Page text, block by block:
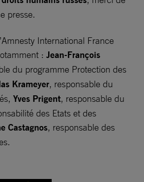
presse.
International France
: Jean-François
du programme Protection des
Krameyer, responsable du
Yves Prigent, responsable du
des Etats et des
Castagnos, responsable des